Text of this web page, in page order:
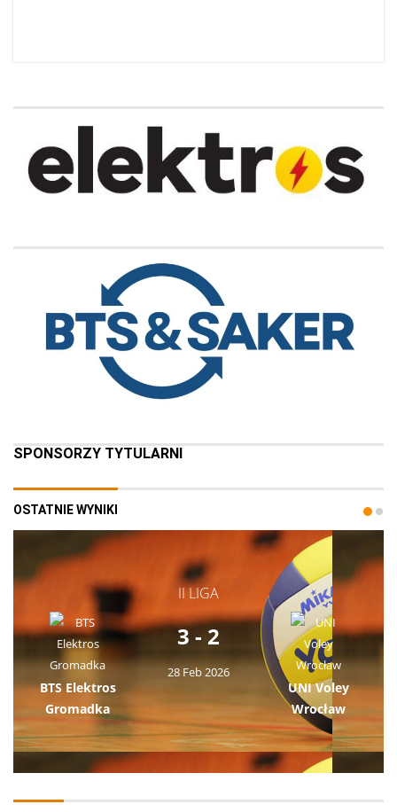
SPONSORZY TYTULARNI
OSTATNIE WYNIKI
II LIGA
BTS Elektros
Gromadka
3 - 2
28 Feb 2026
UNI Voley
Wrocław